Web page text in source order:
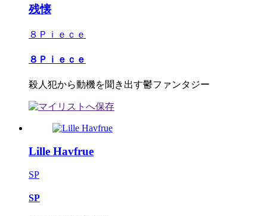
残懐
８Ｐｉｅｃｅ
８Ｐｉｅｃｅ
殺人犯から動機を聞き出す鬱ファンタジー
Lille Havfrue
SP
SP